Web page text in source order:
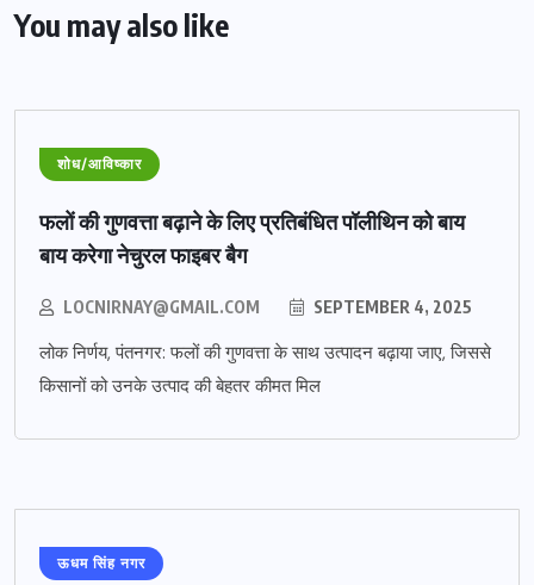
You may also like
शोध/आविष्कार
फलों की गुणवत्ता बढ़ाने के लिए प्रतिबंधित पॉलीथिन को बाय
बाय करेगा नेचुरल फाइबर बैग
LOCNIRNAY@GMAIL.COM SEPTEMBER 4, 2025
लोक निर्णय, पंतनगर: फलों की गुणवत्ता के साथ उत्पादन बढ़ाया जाए, जिससे
किसानों को उनके उत्पाद की बेहतर कीमत मिल
ऊधम सिंह नगर